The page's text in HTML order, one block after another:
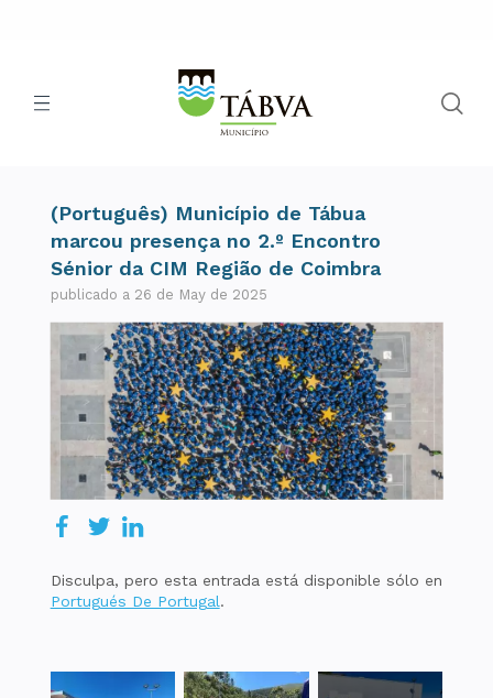
(Português) Município de Tábua
marcou presença no 2.º Encontro
Sénior da CIM Região de Coimbra
publicado a 26 de May de 2025
Disculpa, pero esta entrada está disponible sólo en
Portugués De Portugal.